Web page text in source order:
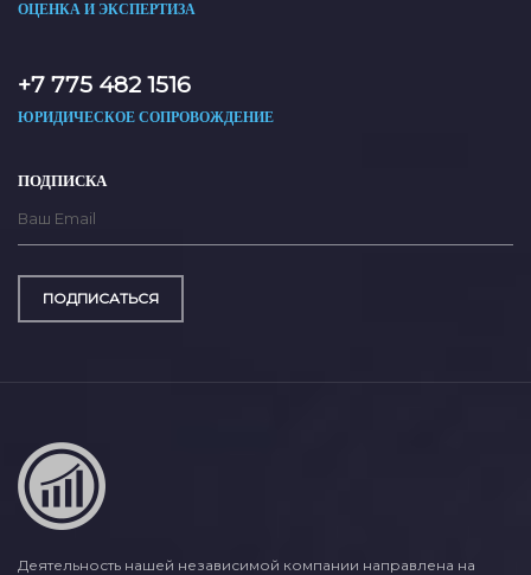
ОЦЕНКА И ЭКСПЕРТИЗА
+7 775 482 1516
ЮРИДИЧЕСКОЕ СОПРОВОЖДЕНИЕ
ПОДПИСКА
ПОДПИСАТЬСЯ
Деятельность нашей независимой компании направлена на